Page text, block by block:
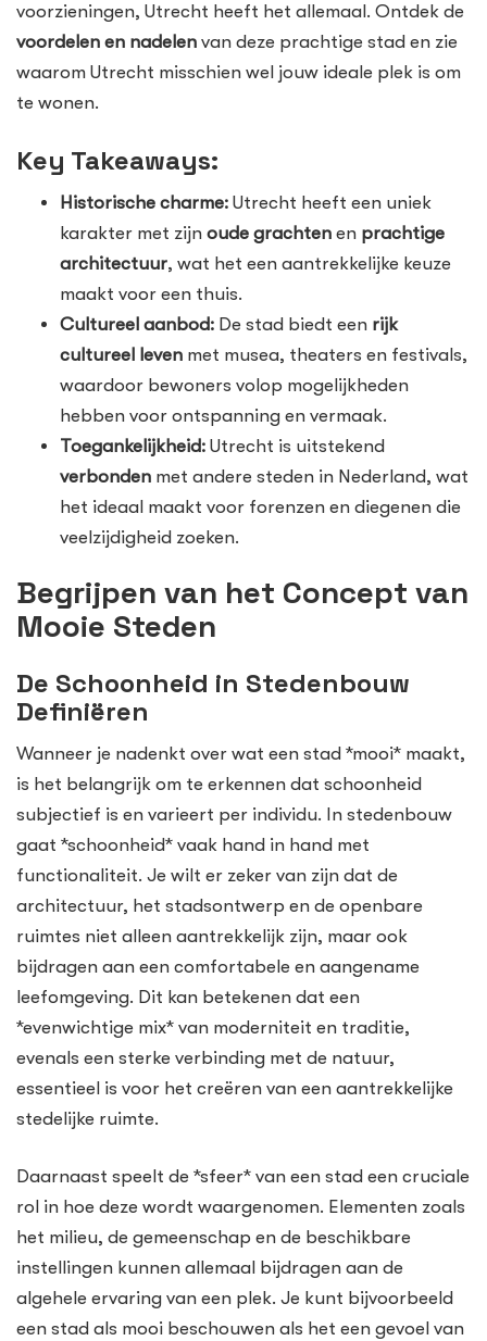
voorzieningen, Utrecht heeft het allemaal. Ontdek de
voordelen en nadelen van deze prachtige stad en zie
waarom Utrecht misschien wel jouw ideale plek is om
te wonen.
Key Takeaways:
Historische charme: Utrecht heeft een uniek
karakter met zijn oude grachten en prachtige
architectuur, wat het een aantrekkelijke keuze
maakt voor een thuis.
Cultureel aanbod: De stad biedt een rijk
cultureel leven met musea, theaters en festivals,
waardoor bewoners volop mogelijkheden
hebben voor ontspanning en vermaak.
Toegankelijkheid: Utrecht is uitstekend
verbonden met andere steden in Nederland, wat
het ideaal maakt voor forenzen en diegenen die
veelzijdigheid zoeken.
Begrijpen van het Concept van
Mooie Steden
De Schoonheid in Stedenbouw
Definiëren
Wanneer je nadenkt over wat een stad *mooi* maakt,
is het belangrijk om te erkennen dat schoonheid
subjectief is en varieert per individu. In stedenbouw
gaat *schoonheid* vaak hand in hand met
functionaliteit. Je wilt er zeker van zijn dat de
architectuur, het stadsontwerp en de openbare
ruimtes niet alleen aantrekkelijk zijn, maar ook
bijdragen aan een comfortabele en aangename
leefomgeving. Dit kan betekenen dat een
*evenwichtige mix* van moderniteit en traditie,
evenals een sterke verbinding met de natuur,
essentieel is voor het creëren van een aantrekkelijke
stedelijke ruimte.
Daarnaast speelt de *sfeer* van een stad een cruciale
rol in hoe deze wordt waargenomen. Elementen zoals
het milieu, de gemeenschap en de beschikbare
instellingen kunnen allemaal bijdragen aan de
algehele ervaring van een plek. Je kunt bijvoorbeeld
een stad als mooi beschouwen als het een gevoel van